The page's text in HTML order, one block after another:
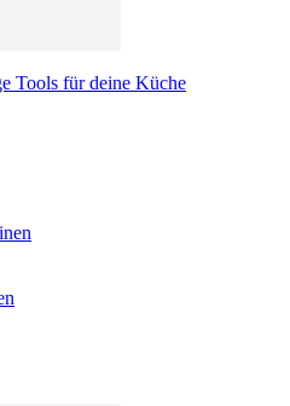
Tools für deine Küche